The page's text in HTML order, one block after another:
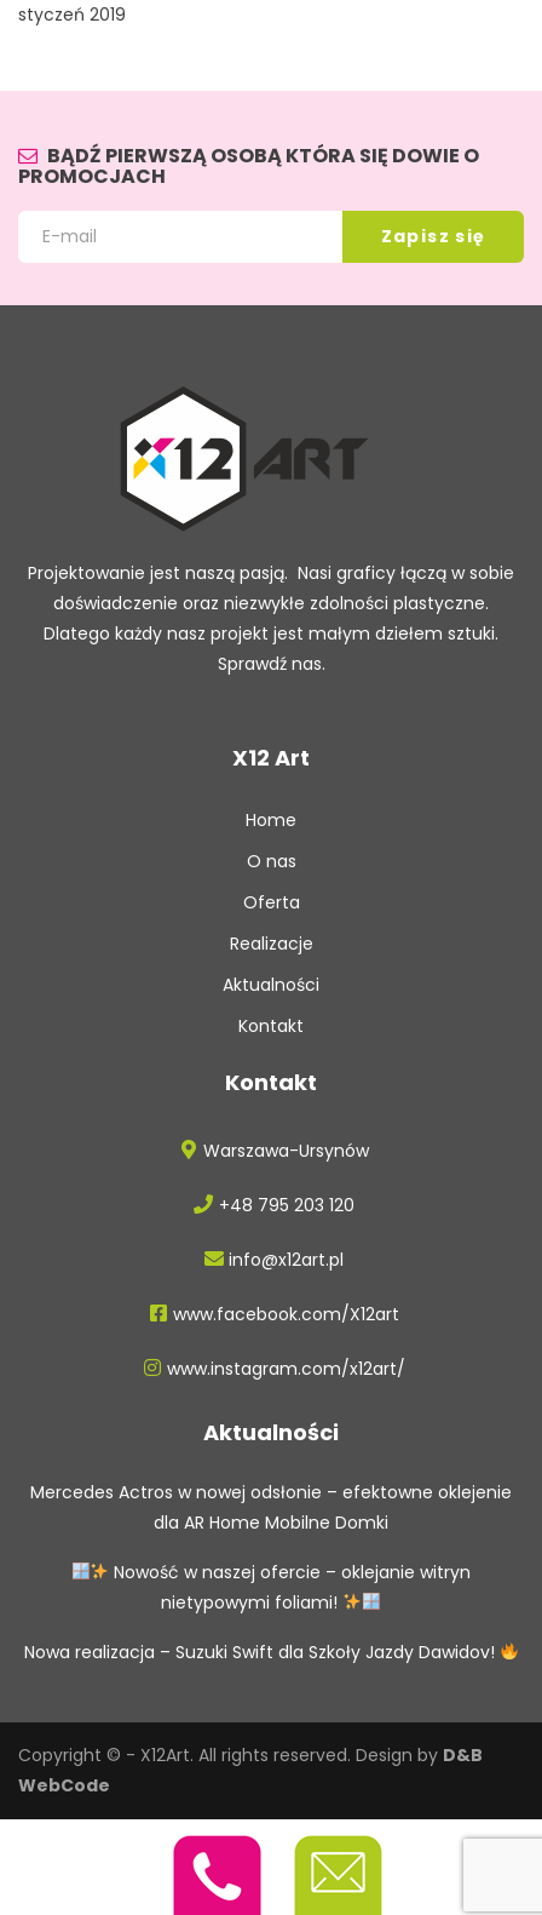
styczeń 2019
BĄDŹ PIERWSZĄ OSOBĄ KTÓRA SIĘ DOWIE O
PROMOCJACH
Projektowanie jest naszą pasją. Nasi graficy łączą w sobie
doświadczenie oraz niezwykłe zdolności plastyczne.
Dlatego każdy nasz projekt jest małym dziełem sztuki.
Sprawdź nas.
X12 Art
Home
O nas
Oferta
Realizacje
Aktualności
Kontakt
Kontakt
Warszawa-Ursynów
+48 795 203 120
info@x12art.pl
www.facebook.com/X12art
www.instagram.com/x12art/
Aktualności
Mercedes Actros w nowej odsłonie – efektowne oklejenie
dla AR Home Mobilne Domki
Nowość w naszej ofercie – oklejanie witryn
nietypowymi foliami!
Nowa realizacja – Suzuki Swift dla Szkoły Jazdy Dawidov!
Copyright © - X12Art. All rights reserved. Design by D&B
WebCode